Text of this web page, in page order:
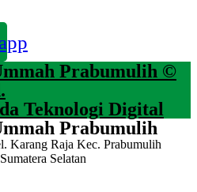
Prabumulih ©
Teknologi Digital
Prabumulih
Karang Raja Kec. Prabumulih
Selatan